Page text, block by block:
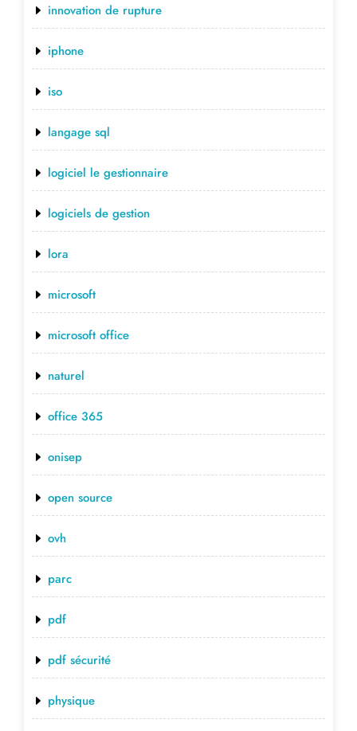
innovation de rupture
iphone
iso
langage sql
logiciel le gestionnaire
logiciels de gestion
lora
microsoft
microsoft office
naturel
office 365
onisep
open source
ovh
parc
pdf
pdf sécurité
physique